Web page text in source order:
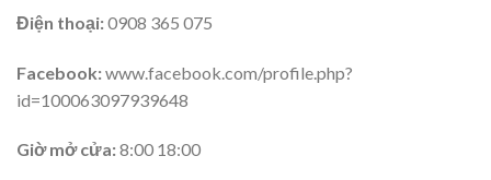
Điện thoại:0908 365 075
Facebook:www.facebook.com/profile.php?
id=100063097939648
Giờ mở cửa:8:00 18:00